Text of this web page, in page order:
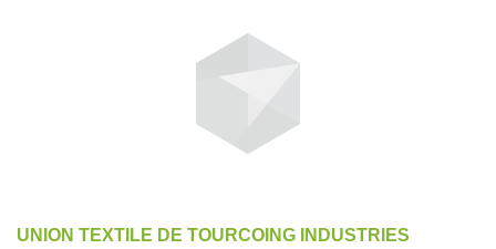
UNION TEXTILE DE TOURCOING INDUSTRIES